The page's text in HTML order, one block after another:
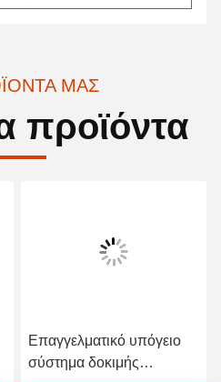
ΜΑΣ
προϊόντα
Επαγγελματικό υπόγειο
σύστημα δοκιμής